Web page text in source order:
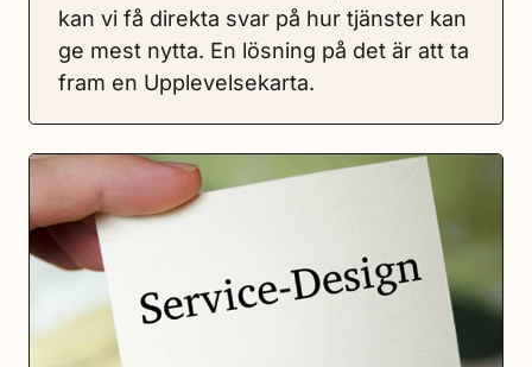
kan vi få direkta svar på hur tjänster kan
ge mest nytta. En lösning på det är att ta
fram en Upplevelsekarta.